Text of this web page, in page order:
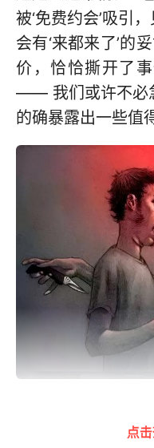
被‘免费约会’吸引
会有‘来都来了’的
价，恰恰撕开了
—— 我们或许不必
的确暴露出一些值
1. “免费” 的诱惑点